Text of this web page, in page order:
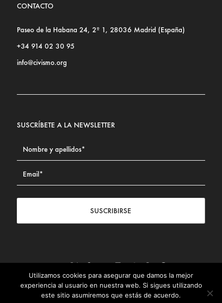
CONTACTO
Paseo de la Habana 24, 2º 1, 28036 Madrid (España)
+34 914 02 30 95
info@civismo.org
SUSCRÍBETE A LA NEWSLETTER
SUSCRIBIRSE
Contacto|Aviso legal| Política de privacidad| Política de
Cookies
Utilizamos cookies para asegurar que damos la mejor
experiencia al usuario en nuestra web. Si sigues utilizando
este sitio asumiremos que estás de acuerdo.